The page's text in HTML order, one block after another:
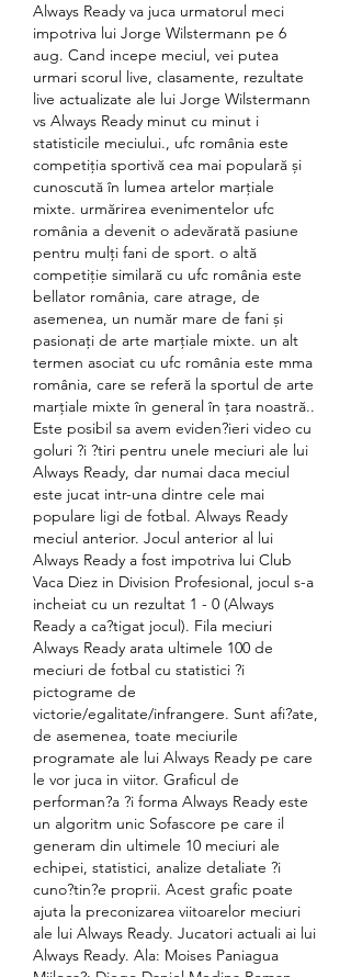
Always Ready va juca urmatorul meci
impotriva lui Jorge Wilstermann pe 6
aug. Cand incepe meciul, vei putea
urmari scorul live, clasamente, rezultate
live actualizate ale lui Jorge Wilstermann
vs Always Ready minut cu minut i
statisticile meciului., ufc românia este
competiția sportivă cea mai populară și
cunoscută în lumea artelor marțiale
mixte. urmărirea evenimentelor ufc
românia a devenit o adevărată pasiune
pentru mulți fani de sport. o altă
competiție similară cu ufc românia este
bellator românia, care atrage, de
asemenea, un număr mare de fani și
pasionați de arte marțiale mixte. un alt
termen asociat cu ufc românia este mma
românia, care se referă la sportul de arte
marțiale mixte în general în țara noastră..
Este posibil sa avem eviden?ieri video cu
goluri ?i ?tiri pentru unele meciuri ale lui
Always Ready, dar numai daca meciul
este jucat intr-una dintre cele mai
populare ligi de fotbal. Always Ready
meciul anterior. Jocul anterior al lui
Always Ready a fost impotriva lui Club
Vaca Diez in Division Profesional, jocul s-a
incheiat cu un rezultat 1 - 0 (Always
Ready a ca?tigat jocul). Fila meciuri
Always Ready arata ultimele 100 de
meciuri de fotbal cu statistici ?i
pictograme de
victorie/egalitate/infrangere. Sunt afi?ate,
de asemenea, toate meciurile
programate ale lui Always Ready pe care
le vor juca in viitor. Graficul de
performan?a ?i forma Always Ready este
un algoritm unic Sofascore pe care il
generam din ultimele 10 meciuri ale
echipei, statistici, analize detaliate ?i
cuno?tin?e proprii. Acest grafic poate
ajuta la preconizarea viitoarelor meciuri
ale lui Always Ready. Jucatori actuali ai lui
Always Ready. Ala: Moises Paniagua